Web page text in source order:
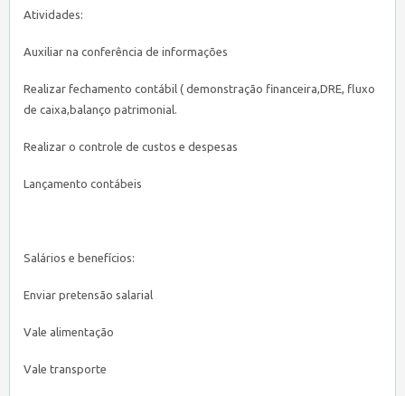
Atividades:
Auxiliar na conferência de informações
Realizar fechamento contábil ( demonstração financeira,DRE, fluxo
de caixa,balanço patrimonial.
Realizar o controle de custos e despesas
Lançamento contábeis
Salários e benefícios:
Enviar pretensão salarial
Vale alimentação
Vale transporte